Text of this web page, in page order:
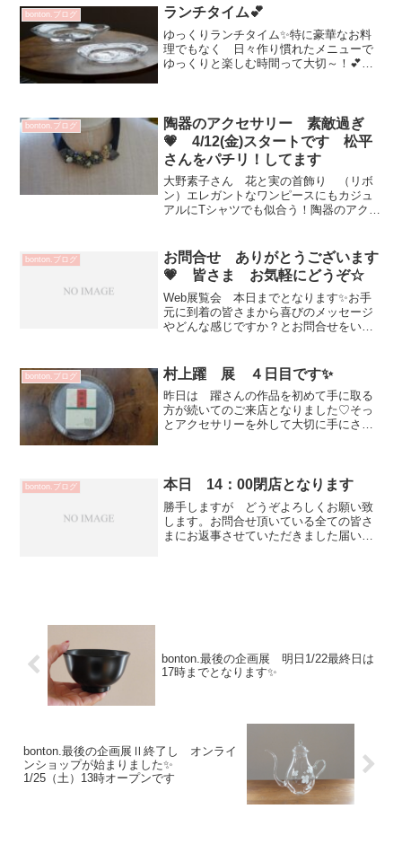
に出す前下が 塗り直して戻ってきたお
箸です♡とっても丁寧なお...
bonton.ブログ ランチタイム💕
ゆっくりランチタイム✨特に豪華なお料
理でもなく 日々作り慣れたメニューで
ゆっくりと楽しむ時間って大切～！💕今
せる幸せを実感する...
bonton.ブログ
陶器のアクセサリー 素敵過ぎ
💗 4/12(金)スタートです 松平
さんをパチリ！してます
大野素子さん 花と実の首飾り （リボ
ン）エレガントなワンピースにもカジュ
アルにTシャツでも似合う！陶器のアクセ
みもあり 組み合わせお楽しみください
首飾り・ピアス・イヤリ...
bonton.ブログ
お問合せ ありがとうございます
💗 皆さま お気軽にどうぞ☆
Web展覧会 本日までとなります✨お手
元に到着の皆さまから喜びのメッセージ
やどんな感じですか？とお問合せをいた
♡5/15(金)～20(水) 杉尾信康Web展覧会
会期中 店舗...
bonton.ブログ 村上躍 展 ４日目です✨
昨日は 躍さんの作品を初めて手に取る
方が続いてのご来店となりました♡そっ
とアクセサリーを外して大切に手にされ
美味しかったぁ～白金彩ポ...
bonton.ブログ 本日 14：00閉店となります
勝手しますが どうぞよろしくお願い致
します。お問合せ頂いている全ての皆さ
まにお返事させていただきました届いて
bonton.最後の企画展 明日1/22最終日は
17時までとなります✨
bonton.最後の企画展Ⅱ終了し オンライ
ンショップが始まりました✨
1/25（土）13時オープンです